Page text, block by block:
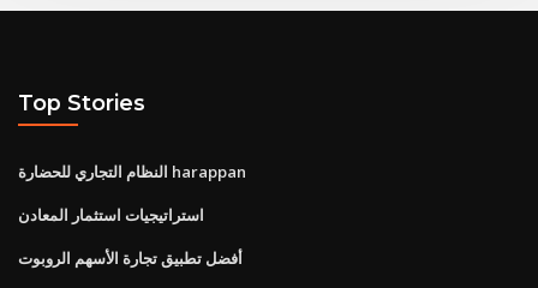
Top Stories
النظام التجاري للحضارة harappan
استراتيجيات استثمار المعادن
أفضل تطبيق تجارة الأسهم الروبوت